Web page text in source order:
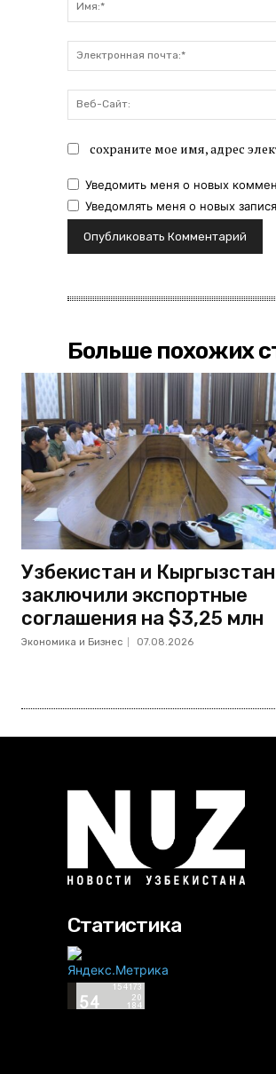
сохраните мое имя, адрес
Уведомить меня о новых
Уведомлять меня о новых
Больше похожих
Узбекистан и Кыргызстан
заключили экспортные
соглашения на $3,25 млн
Экономика и Бизнес 07.08.2026
Статистика